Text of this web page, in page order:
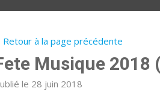
Retour à la page précédente
Musique 2018
le 28 juin 2018